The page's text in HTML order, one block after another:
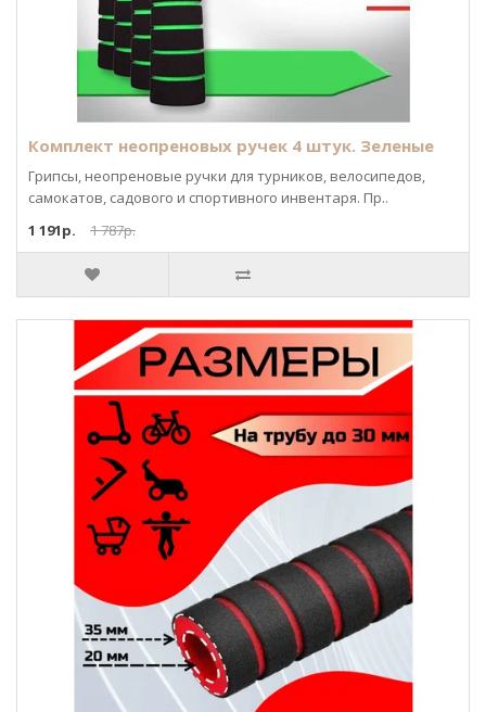
Комплект неопреновых ручек 4 штук. Зеленые
Грипсы, неопреновые ручки для турников, велосипедов,
самокатов, садового и спортивного инвентаря. Пр..
1 191р.
1 787р.